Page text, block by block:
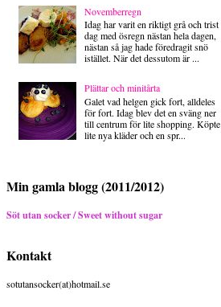
Novemberregn
Idag har varit en riktigt grå och trist
dag med ösregn nästan hela dagen,
nästan så jag hade föredragit snö
istället. När det dessutom är ...
Plättar och minitårta
Galet vad helgen gick fort, alldeles
för fort. Idag blev det en sväng ner
till centrum för lite shopping. Köpte
lite nya kläder och en spr...
Min gamla blogg (2011/2012)
Söt utan socker / Sweet without sugar
Kontakt
sotutansocker(at)hotmail.se